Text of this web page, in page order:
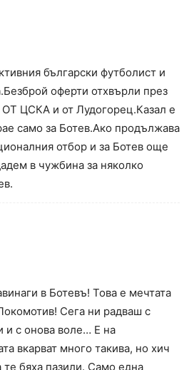
български футболист и
оферти отхвърли през
ОТ ЦСКА и от Лудогорец.Казал е
само за Ботев.Ако продължава
отбор и за Ботев още
в чужбина за няколко
в Ботевъ! Това е мечтата
Сега ни радваш с
и с онова воле… Е на
вкарват много такива, но хич
те бяха пазили. Само една